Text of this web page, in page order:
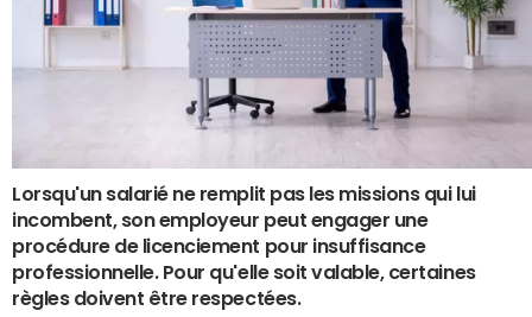
Lorsqu'un salarié ne remplit pas les missions qui lui
incombent, son employeur peut engager une
procédure de licenciement pour insuffisance
professionnelle. Pour qu'elle soit valable, certaines
règles doivent être respectées.